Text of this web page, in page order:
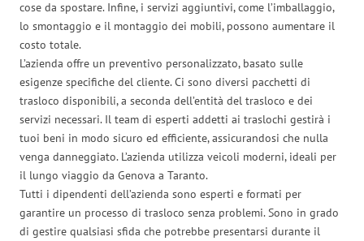
cose da spostare. Infine, i servizi aggiuntivi, come l’imballaggio,
lo smontaggio e il montaggio dei mobili, possono aumentare il
costo totale.
L’azienda offre un preventivo personalizzato, basato sulle
esigenze specifiche del cliente. Ci sono diversi pacchetti di
trasloco disponibili, a seconda dell’entità del trasloco e dei
servizi necessari. Il team di esperti addetti ai traslochi gestirà i
tuoi beni in modo sicuro ed efficiente, assicurandosi che nulla
venga danneggiato. L’azienda utilizza veicoli moderni, ideali per
il lungo viaggio da Genova a Taranto.
Tutti i dipendenti dell’azienda sono esperti e formati per
garantire un processo di trasloco senza problemi. Sono in grado
di gestire qualsiasi sfida che potrebbe presentarsi durante il